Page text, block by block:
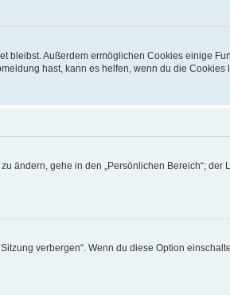
bleibst. Außerdem ermöglichen Cookies einige
hast, kann es helfen, wenn du die Cookies
ändern, gehe in den „Persönlichen Bereich“; der
verbergen“. Wenn du diese Option